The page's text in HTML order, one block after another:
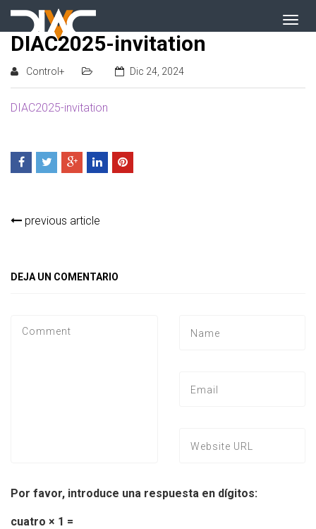
DIAC2025-invitation
Control+ Dic 24, 2024
DIAC2025-invitation
previous article
DEJA UN COMENTARIO
Por favor, introduce una respuesta en dígitos:
cuatro × 1 =